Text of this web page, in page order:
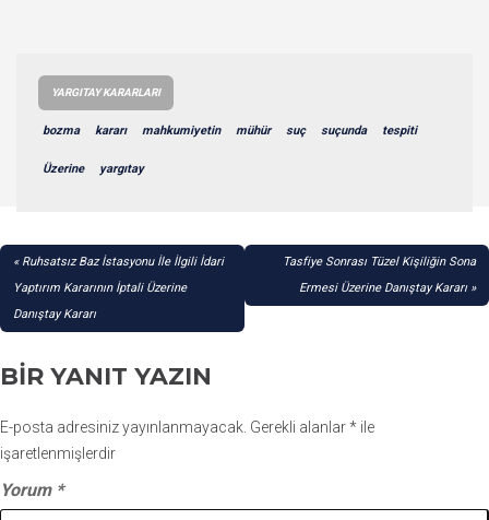
YARGITAY KARARLARI
bozma kararı mahkumiyetin mühür suç suçunda tespiti
Üzerine yargıtay
YAZI
GEZINMESI
Ruhsatsız Baz İstasyonu İle İlgili İdari
Yaptırım Kararının İptali Üzerine
Danıştay Kararı
Tasfiye Sonrası Tüzel Kişiliğin Sona
Ermesi Üzerine Danıştay Kararı
BIR YANIT YAZIN
E-posta adresiniz yayınlanmayacak. Gerekli alanlar* ile
işaretlenmişlerdir
Yorum *